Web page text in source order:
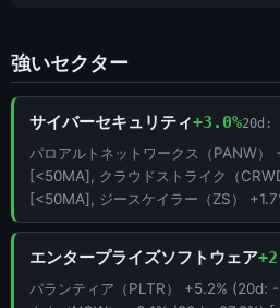
強いセクター
サイバーセキュリティ+3.0%20d:
パロアルトネットワークス（PANW
[<50MA], クラウドストライク（
[<50MA], ジースケイラー（ZS）
エンタープライズソフトウェア
パランティア（PLTR） +5.2% (20d: